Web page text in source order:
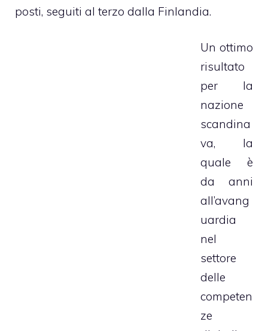
posti, seguiti al terzo dalla Finlandia.
Un ottimo
risultato
per la
nazione
scandina
va, la
quale è
da anni
all’avang
uardia
nel
settore
delle
competen
ze